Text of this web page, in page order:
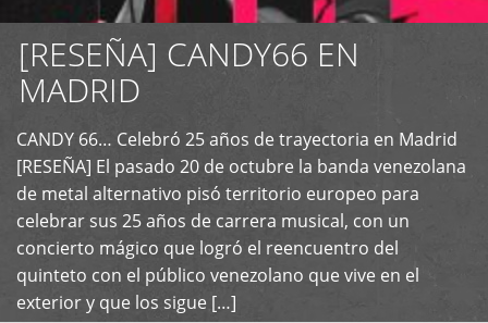
[RESEÑA] CANDY66 EN
MADRID
CANDY 66… Celebró 25 años de trayectoria en Madrid
[RESEÑA] El pasado 20 de octubre la banda venezolana
de metal alternativo pisó territorio europeo para
celebrar sus 25 años de carrera musical, con un
concierto mágico que logró el reencuentro del
quinteto con el público venezolano que vive en el
exterior y que los sigue […]
+